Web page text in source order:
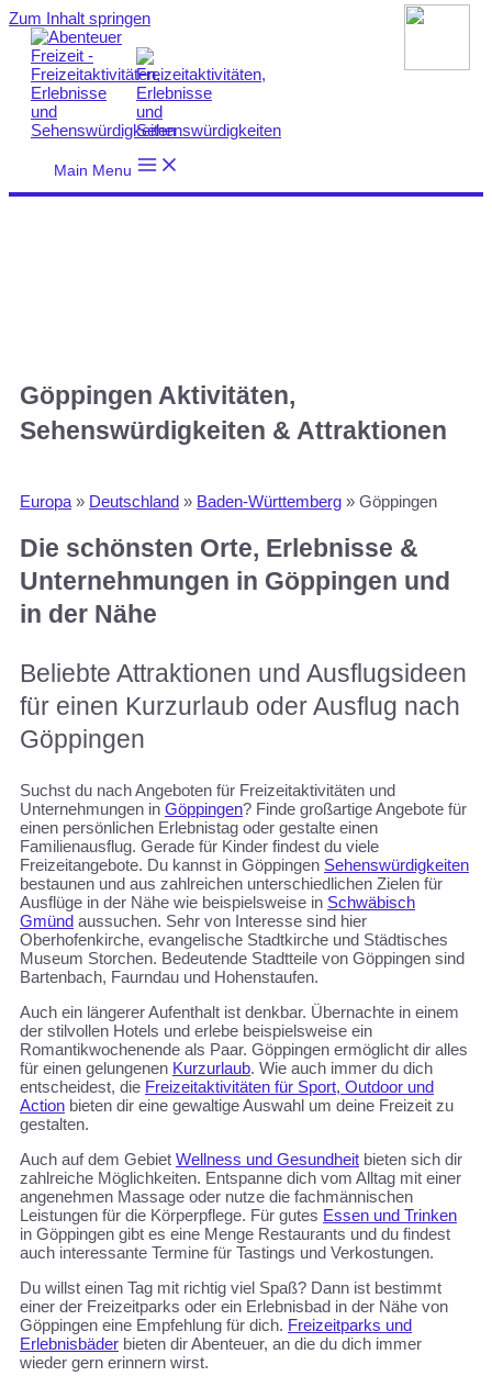
Zum Inhalt springen
Main Menu
Göppingen Aktivitäten,
Sehenswürdigkeiten & Attraktionen
Europa » Deutschland » Baden-Württemberg » Göppingen
Die schönsten Orte, Erlebnisse &
Unternehmungen in Göppingen und
in der Nähe
Beliebte Attraktionen und Ausflugsideen
für einen Kurzurlaub oder Ausflug nach
Göppingen
Suchst du nach Angeboten für Freizeitaktivitäten und
Unternehmungen in Göppingen? Finde großartige Angebote für
einen persönlichen Erlebnistag oder gestalte einen
Familienausflug. Gerade für Kinder findest du viele
Freizeitangebote. Du kannst in Göppingen Sehenswürdigkeiten
bestaunen und aus zahlreichen unterschiedlichen Zielen für
Ausflüge in der Nähe wie beispielsweise in Schwäbisch
Gmünd aussuchen. Sehr von Interesse sind hier
Oberhofenkirche, evangelische Stadtkirche und Städtisches
Museum Storchen. Bedeutende Stadtteile von Göppingen sind
Bartenbach, Faurndau und Hohenstaufen.
Auch ein längerer Aufenthalt ist denkbar. Übernachte in einem
der stilvollen Hotels und erlebe beispielsweise ein
Romantikwochenende als Paar. Göppingen ermöglicht dir alles
für einen gelungenen Kurzurlaub. Wie auch immer du dich
entscheidest, die Freizeitaktivitäten für Sport, Outdoor und
Action bieten dir eine gewaltige Auswahl um deine Freizeit zu
gestalten.
Auch auf dem Gebiet Wellness und Gesundheit bieten sich dir
zahlreiche Möglichkeiten. Entspanne dich vom Alltag mit einer
angenehmen Massage oder nutze die fachmännischen
Leistungen für die Körperpflege. Für gutes Essen und Trinken
in Göppingen gibt es eine Menge Restaurants und du findest
auch interessante Termine für Tastings und Verkostungen.
Du willst einen Tag mit richtig viel Spaß? Dann ist bestimmt
einer der Freizeitparks oder ein Erlebnisbad in der Nähe von
Göppingen eine Empfehlung für dich. Freizeitparks und
Erlebnisbäder bieten dir Abenteuer, an die du dich immer
wieder gern erinnern wirst.